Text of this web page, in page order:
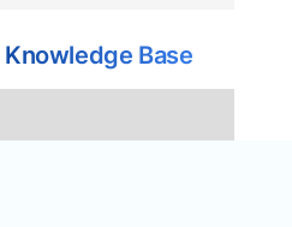
Knowledge Base